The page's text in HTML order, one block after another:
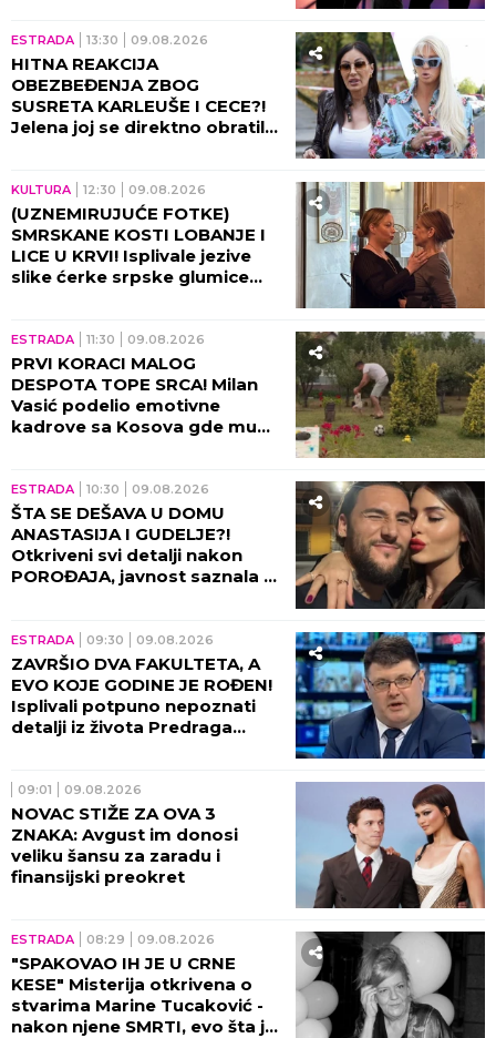
ESTRADA 13:30 09.08.2026
HITNA REAKCIJA
OBEZBEĐENJA ZBOG
SUSRETA KARLEUŠE I CECE?!
Jelena joj se direktno obratila,
KULTURA 12:30 09.08.2026
(UZNEMIRUJUĆE FOTKE)
SMRSKANE KOSTI LOBANJE I
LICE U KRVI! Isplivale jezive
slike ćerke srpske glumice
ESTRADA 11:30 09.08.2026
PRVI KORACI MALOG
DESPOTA TOPE SRCA! Milan
Vasić podelio emotivne
kadrove sa Kosova gde mu
ESTRADA 10:30 09.08.2026
ŠTA SE DEŠAVA U DOMU
ANASTASIJA I GUDELJE?!
Otkriveni svi detalji nakon
POROĐAJA, javnost saznala u
ESTRADA 09:30 09.08.2026
ZAVRŠIO DVA FAKULTETA, A
EVO KOJE GODINE JE ROĐEN!
Isplivali potpuno nepoznati
detalji iz života Predraga
09:01 09.08.2026
NOVAC STIŽE ZA OVA 3
ZNAKA: Avgust im donosi
veliku šansu za zaradu i
finansijski preokret
ESTRADA 08:29 09.08.2026
"SPAKOVAO IH JE U CRNE
KESE" Misterija otkrivena o
stvarima Marine Tucaković -
nakon njene SMRTI, evo šta je